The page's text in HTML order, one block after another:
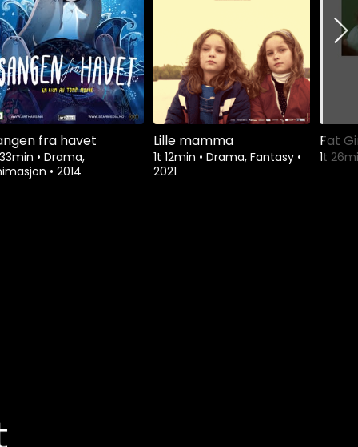
fra havet
• Drama,
• 2014
Lille mamma
1t 12min • Drama, Fantasy •
2021
Fat
1t